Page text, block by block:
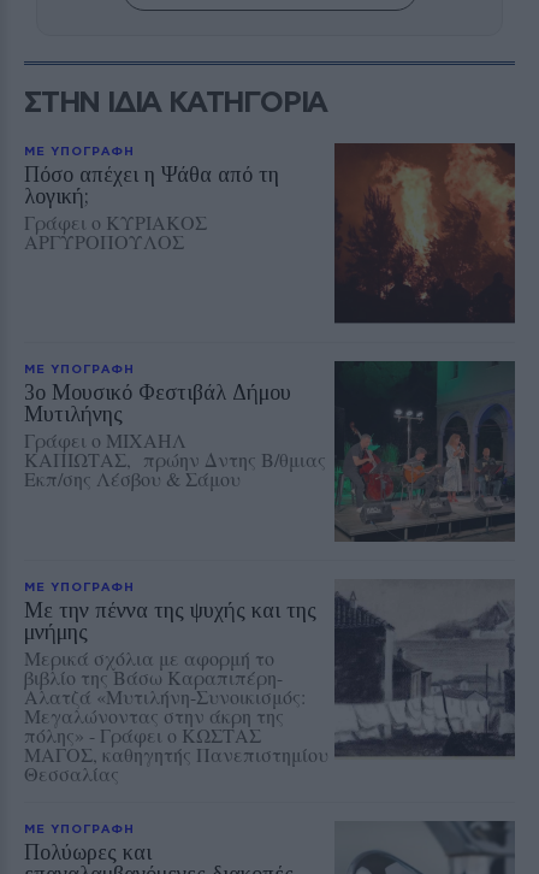
ΣΤΗΝ ΙΔΙΑ ΚΑΤΗΓΟΡΙΑ
ΜΕ ΥΠΟΓΡΑΦΗ
Πόσο απέχει η Ψάθα από τη
λογική;
Γράφει ο ΚΥΡΙΑΚΟΣ
ΑΡΓΥΡΟΠΟΥΛΟΣ
ΜΕ ΥΠΟΓΡΑΦΗ
3ο Μουσικό Φεστιβάλ Δήμου
Μυτιλήνης
Γράφει ο ΜΙΧΑΗΛ
ΚΑΠΙΩΤΑΣ, πρώην Δντης Β/θμιας
Εκπ/σης Λέσβου & Σάμου
ΜΕ ΥΠΟΓΡΑΦΗ
Με την πέννα της ψυχής και της
μνήμης
Μερικά σχόλια με αφορμή το
βιβλίο της Βάσω Καραπιπέρη-
Αλατζά «Μυτιλήνη-Συνοικισμός:
Μεγαλώνοντας στην άκρη της
πόλης» - Γράφει ο ΚΩΣΤΑΣ
ΜΑΓΟΣ, καθηγητής Πανεπιστημίου
Θεσσαλίας
ΜΕ ΥΠΟΓΡΑΦΗ
Πολύωρες και